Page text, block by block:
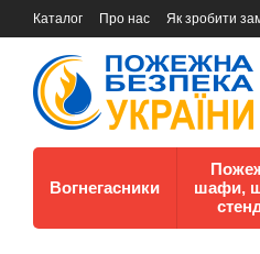
Каталог Про нас Як зробити
Документи
Контакти
Вогнегасники
шафи,